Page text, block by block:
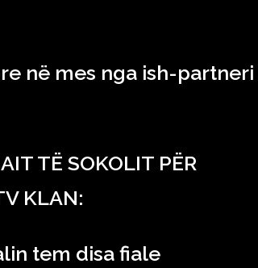
në mes nga ish-partneri
TË SOKOLIT PËR
KLAN:
tem disa fiale